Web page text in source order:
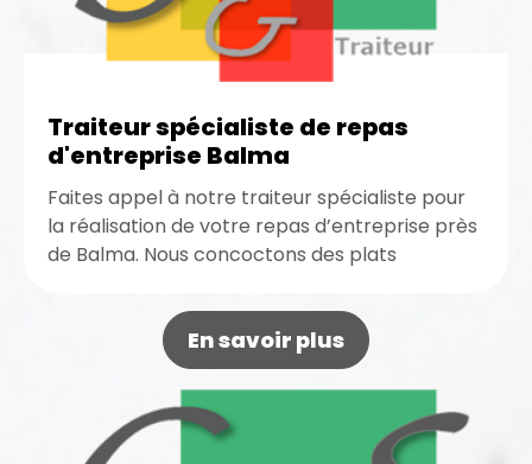
Traiteur spécialiste de repas
d'entreprise Balma
Faites appel à notre traiteur spécialiste pour
la réalisation de votre repas d’entreprise près
de Balma. Nous concoctons des plats
En savoir plus